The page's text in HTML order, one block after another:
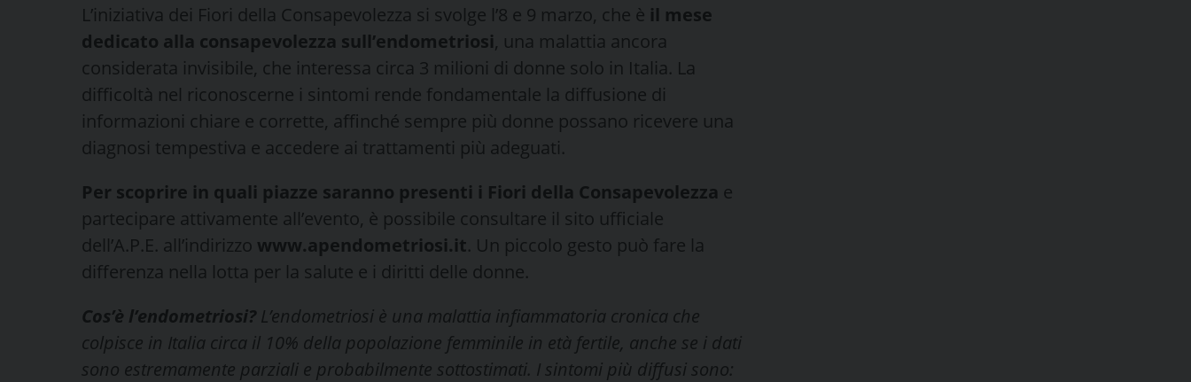
L’iniziativa dei Fiori della Consapevolezza si svolge l’8 e 9 marzo, che è il mese
dedicato alla consapevolezza sull’endometriosi, una malattia ancora
considerata invisibile, che interessa circa 3 milioni di donne solo in Italia. La
difficoltà nel riconoscerne i sintomi rende fondamentale la diffusione di
informazioni chiare e corrette, affinché sempre più donne possano ricevere una
diagnosi tempestiva e accedere ai trattamenti più adeguati.
Per scoprire in quali piazze saranno presenti i Fiori della Consapevolezza e
partecipare attivamente all’evento, è possibile consultare il sito ufficiale
dell’A.P.E. all’indirizzo www.apendometriosi.it. Un piccolo gesto può fare la
differenza nella lotta per la salute e i diritti delle donne.
Cos’è l’endometriosi? L’endometriosi è una malattia infiammatoria cronica che
colpisce in Italia circa il 10% della popolazione femminile in età fertile, anche se i dati
sono estremamente parziali e probabilmente sottostimati. I sintomi più diffusi sono: